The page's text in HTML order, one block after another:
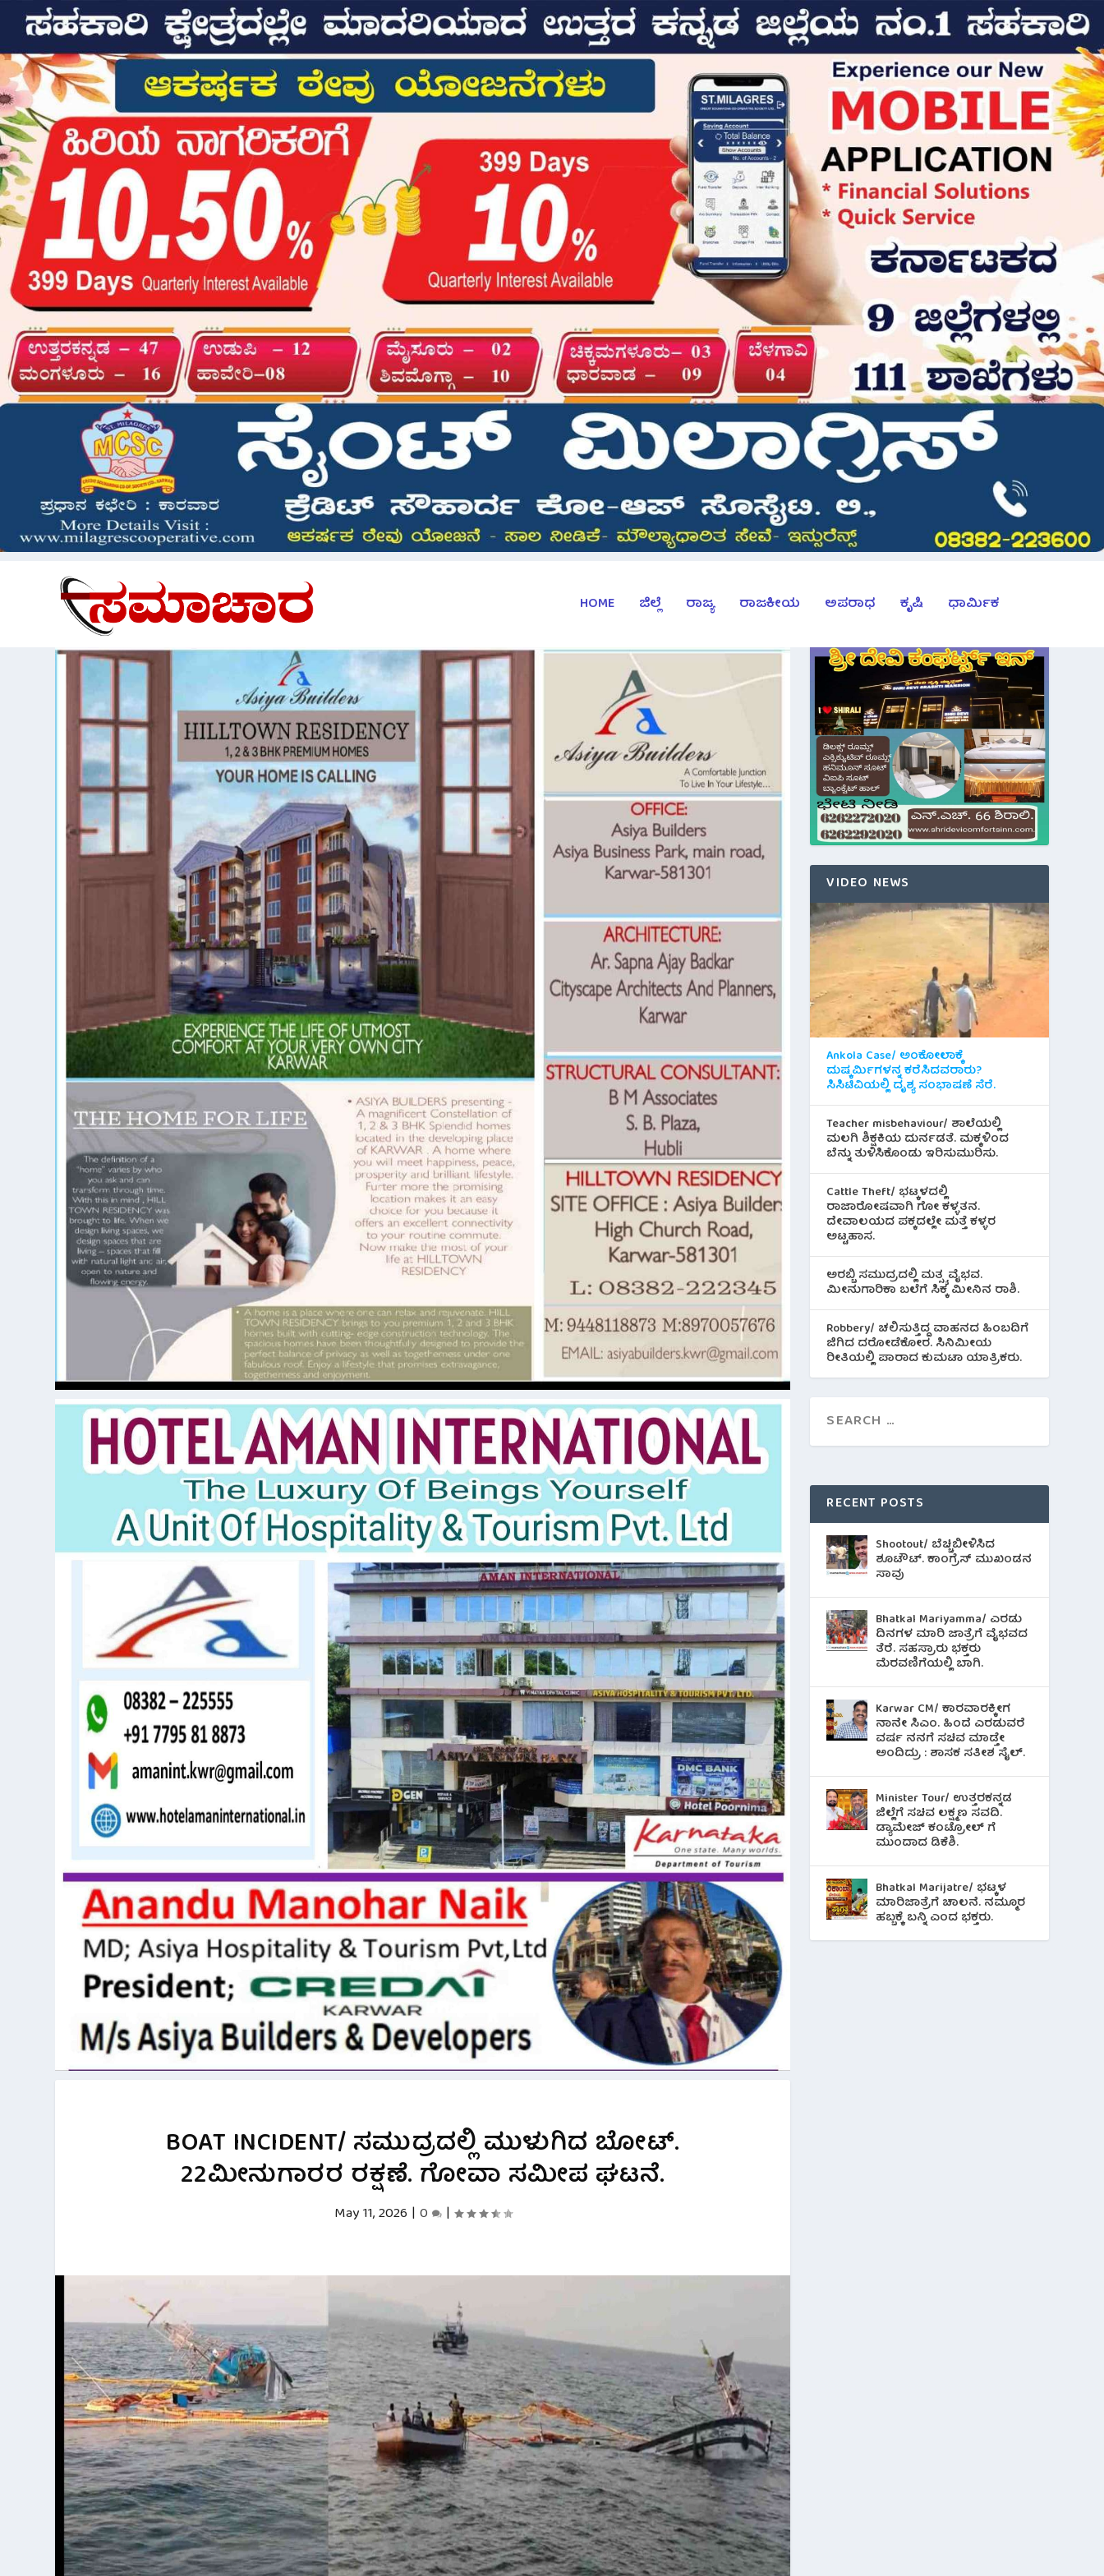
HOME ಜಿಲ್ಲೆ ರಾಜ್ಯ ರಾಜಕೀಯ ಅಪರಾಧ ಕೃಷಿ ಧಾರ್ಮಿಕ
BOAT INCIDENT/ ಸಮುದ್ರದಲ್ಲಿ ಮುಳುಗಿದ ಬೋಟ್.
22ಮೀನುಗಾರರ ರಕ್ಷಣೆ. ಗೋವಾ ಸಮೀಪ ಘಟನೆ.
May 11, 2026 | 0 |
VIDEO NEWS
Ankola Case/ ಅಂಕೋಲಾಕ್ಕೆ
ದುಷ್ಕರ್ಮಿಗಳನ್ನ ಕರೆಸಿದವರಾರು?
ಸಿಸಿಟಿವಿಯಲ್ಲಿ ದೃಶ್ಯ ಸಂಭಾಷಣೆ ಸೆರೆ.
Teacher misbehaviour/ ಶಾಲೆಯಲ್ಲಿ
ಮಲಗಿ ಶಿಕ್ಷಕಿಯ ದುರ್ನಡತೆ. ಮಕ್ಕಳಿಂದ
ಬೆನ್ನು ತುಳಿಸಿಕೊಂಡು ಇರಿಸುಮುರಿಸು.
Cattle Theft/ ಭಟ್ಕಳದಲ್ಲಿ
ರಾಜಾರೋಷವಾಗಿ ಗೋ ಕಳ್ಳತನ.
ದೇವಾಲಯದ ಪಕ್ಕದಲ್ಲೇ ಮತ್ತೆ ಕಳ್ಳರ
ಅಟ್ಟಹಾಸ.
ಅರಬ್ಬಿ ಸಮುದ್ರದಲ್ಲಿ ಮತ್ಸ್ಯ ವೈಭವ.
ಮೀನುಗಾರಿಕಾ ಬಲೆಗೆ ಸಿಕ್ಕ ಮೀನಿನ‌ ರಾಶಿ.
Robbery/ ಚಲಿಸುತ್ತಿದ್ದ ವಾಹನದ ಹಿಂಬದಿಗೆ
ಜಿಗಿದ ದರೋಡೆಕೋರ. ಸಿನಿಮೀಯ
ರೀತಿಯಲ್ಲಿ ಪಾರಾದ ಕುಮಟಾ ಯಾತ್ರಿಕರು.
RECENT POSTS
Shootout/ ಬೆಚ್ಚಿಬೀಳಿಸಿದ
ಶೂಟೌಟ್‌. ಕಾಂಗ್ರೆಸ್ ಮುಖಂಡನ
ಸಾವು
Bhatkal Mariyamma/ ಎರಡು
ದಿನಗಳ ಮಾರಿ ಜಾತ್ರೆಗೆ ವೈಭವದ
ತೆರೆ. ಸಹಸ್ರಾರು ಭಕ್ತರು
ಮೆರವಣಿಗೆಯಲ್ಲಿ ಬಾಗಿ.
Karwar CM/ ಕಾರವಾರಕ್ಕೀಗ
ನಾನೇ ಸಿಎಂ. ಹಿಂದೆ ಎರಡುವರೆ
ವರ್ಷ ನನಗೆ ಸಚಿವ ಮಾಡ್ತೇ
ಅಂದಿದ್ರು : ಶಾಸಕ ಸತೀಶ ಸೈಲ್.
Minister Tour/ ಉತ್ತರಕನ್ನಡ
ಜಿಲ್ಲೆಗೆ ಸಚಿವ ಲಕ್ಷ್ಮಣ ಸವದಿ.
ಡ್ಯಾಮೇಜ್ ಕಂಟ್ರೋಲ್ ಗೆ
ಮುಂದಾದ ಡಿಕೆಶಿ.
Bhatkal Marijatre/ ಭಟ್ಕಳ
ಮಾರಿಜಾತ್ರೆಗೆ ಚಾಲನೆ. ನಮ್ಮೂರ
ಹಬ್ಬಕ್ಕೆ ಬನ್ನಿ ಎಂದ ಭಕ್ತರು.